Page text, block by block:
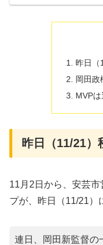
昨日（
岡田政
MVP
昨日（11/21）
11月2日から、安芸
プが、昨日（11/21）
連日、岡田新監督の